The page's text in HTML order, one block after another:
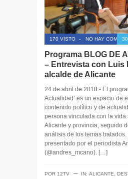
170 VISTO - NO HAY
Programa BLOG DE
– Entrevista con Luis
alcalde de Alicante
24 de abril de 2018.- El
Actualidad’ es un espacio de
contenido político y de
persona vinculada con la vida
Alicante y provincia, seguido
análisis de los temas
presentado por el periodista
(@andres_mcano). […]
POR 12TV ─ IN: ALICANTE,